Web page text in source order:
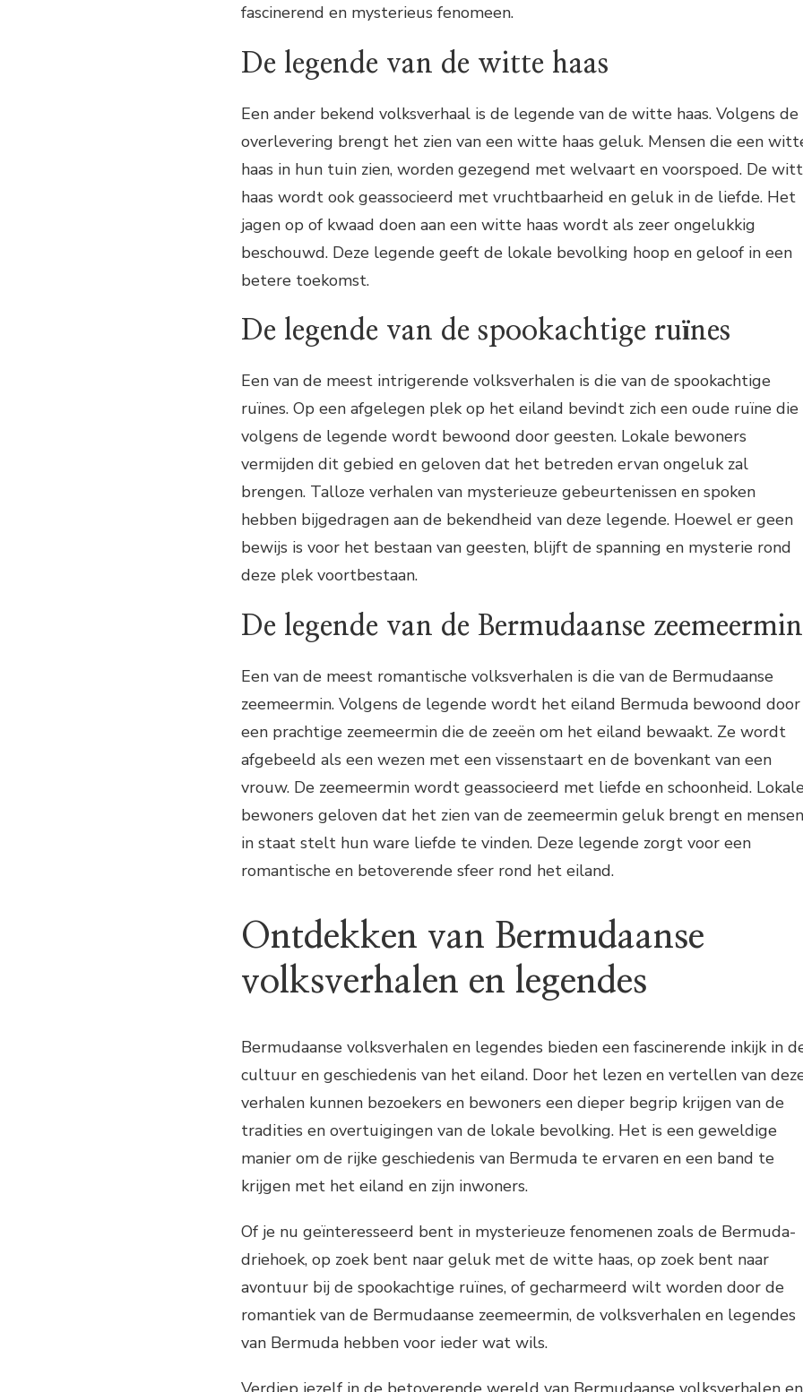
fascinerend en mysterieus fenomeen.
De legende van de witte haas
Een ander bekend volksverhaal is de legende van de witte haas. Volgens de
overlevering brengt het zien van een witte haas geluk. Mensen die een
haas in hun tuin zien, worden gezegend met welvaart en voorspoed. De
haas wordt ook geassocieerd met vruchtbaarheid en geluk in de liefde. Het
jagen op of kwaad doen aan een witte haas wordt als zeer ongelukkig
beschouwd. Deze legende geeft de lokale bevolking hoop en geloof in een
betere toekomst.
De legende van de spookachtige ruïnes
Een van de meest intrigerende volksverhalen is die van de spookachtige
ruïnes. Op een afgelegen plek op het eiland bevindt zich een oude ruïne die
volgens de legende wordt bewoond door geesten. Lokale bewoners
vermijden dit gebied en geloven dat het betreden ervan ongeluk zal
brengen. Talloze verhalen van mysterieuze gebeurtenissen en spoken
hebben bijgedragen aan de bekendheid van deze legende. Hoewel er geen
bewijs is voor het bestaan van geesten, blijft de spanning en mysterie rond
deze plek voortbestaan.
De legende van de Bermudaanse zeemeermin
Een van de meest romantische volksverhalen is die van de Bermudaanse
zeemeermin. Volgens de legende wordt het eiland Bermuda bewoond door
een prachtige zeemeermin die de zeeën om het eiland bewaakt. Ze wordt
afgebeeld als een wezen met een vissenstaart en de bovenkant van een
vrouw. De zeemeermin wordt geassocieerd met liefde en schoonheid.
bewoners geloven dat het zien van de zeemeermin geluk brengt en mensen
in staat stelt hun ware liefde te vinden. Deze legende zorgt voor een
romantische en betoverende sfeer rond het eiland.
Ontdekken van Bermudaanse
volksverhalen en legendes
Bermudaanse volksverhalen en legendes bieden een fascinerende inkijk in
cultuur en geschiedenis van het eiland. Door het lezen en vertellen van
verhalen kunnen bezoekers en bewoners een dieper begrip krijgen van de
tradities en overtuigingen van de lokale bevolking. Het is een geweldige
manier om de rijke geschiedenis van Bermuda te ervaren en een band te
krijgen met het eiland en zijn inwoners.
Of je nu geïnteresseerd bent in mysterieuze fenomenen zoals de Bermuda-
driehoek, op zoek bent naar geluk met de witte haas, op zoek bent naar
avontuur bij de spookachtige ruïnes, of gecharmeerd wilt worden door de
romantiek van de Bermudaanse zeemeermin, de volksverhalen en legendes
van Bermuda hebben voor ieder wat wils.